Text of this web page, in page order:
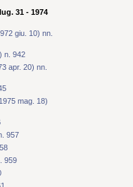
31 - 1974
giu. 10) nn.
n. 942
apr. 20) nn.
mag. 18)
957
959